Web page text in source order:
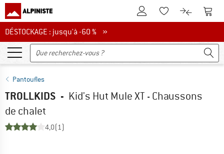
Vers le compte client
Vers la liste
Vers le
DÉSTOCKAGE : jusqu'à -60 %
DÉSTOCKAGE : jusqu'à -60 % »
Pantoufles
TROLLKIDS - Kid's Hut Mule XT - Chaussons
de chalet
4,0(1)